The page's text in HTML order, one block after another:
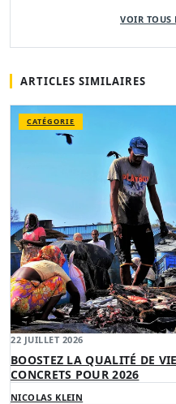
VOIR TOUS
ARTICLES SIMILAIRES
CATÉGORIE
22 JUILLET 2026
BOOSTEZ LA QUALITÉ DE
CONCRETS POUR 2026
NICOLAS KLEIN